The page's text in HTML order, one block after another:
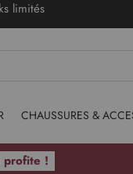
limités
CHAUSSURES &
profite !